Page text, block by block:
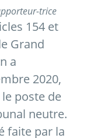
trice
154 et
Grand
a
2020,
poste de
neutre.
faite par la